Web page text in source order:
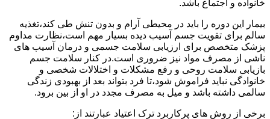
خانواده و اجتماع باشد.
بیمار این دوره را باید در محیطی آرام و بدون تنش طی کند،تغذیه
سالم برای تقویت جسم آسیب دیده بسیار مهم است،نظارت مداوم
پزشک متخصص برای ارزیابی سلامت جسمی و درمان آسیب های
ناشی از مصرف مواد نیز ضروری است.در کنار سلامت جسم
بازیابی سلامت روحی و رفع مشکلات و اختلالات شخصی و
خانوادگی نباید فراموش شود،تا فرد بتواند بعد از بهبودی زندگی
سالمی داشته باشد و میل به مصرف مجدد در او از بین برود.
برخی از روش های پرکاربرد ترک اعتیاد عبارتند از: